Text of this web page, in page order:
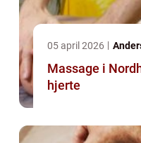
05 april 2026
Massage i
hjerte